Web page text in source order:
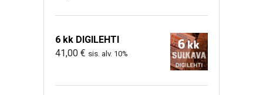
6 kk DIGILEHTI
41,00 € sis. alv. 10%